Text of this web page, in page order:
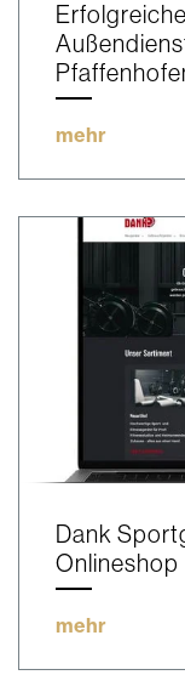
mehr
Dank
Onlineshop
mehr